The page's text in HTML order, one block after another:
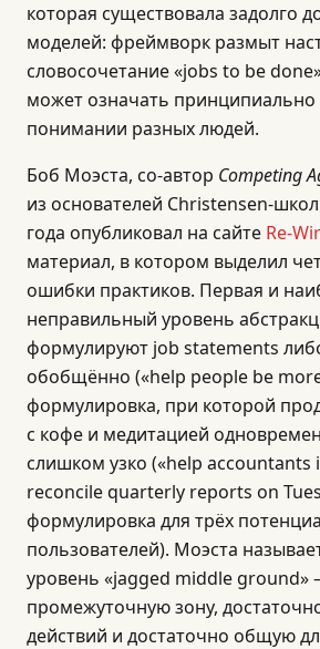
которая существовала задолго
моделей: фреймворк размыт
словосочетание «jobs to be
может означать
понимании разных людей.
Боб Моэста, со-автор Competing
из основателей Christensen-
года опубликовал на сайте Re-
материал, в котором выделил
ошибки практиков. Первая и
неправильный уровень
формулируют job statements
обобщённо («help people be
формулировка, при которой
с кофе и медитацией
слишком узко («help accountants
reconcile quarterly reports on
формулировка для трёх
пользователей). Моэста
уровень «jagged middle ground»
промежуточную зону,
действий и достаточно общую